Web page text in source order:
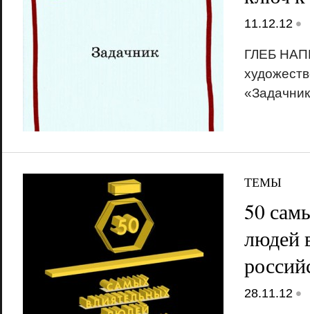
11.12.12 •
ГЛЕБ
ТЕМЫ
50
людей
28.11.12 •